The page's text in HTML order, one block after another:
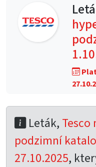
Leták,
podzimní
27.10.2025,